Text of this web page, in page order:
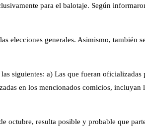
para el balotaje. Según
elecciones generales. Asimismo, también
siguientes: a) Las que fueran
en los mencionados comicios, incluyan
octubre, resulta posible y probable que